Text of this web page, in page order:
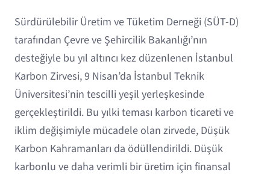
Sürdürülebilir Üretim ve Tüketim Derneği (SÜT-D)
tarafından Çevre ve Şehircilik Bakanlığı’nın
desteğiyle bu yıl altıncı kez düzenlenen İstanbul
Karbon Zirvesi, 9 Nisan’da İstanbul Teknik
Üniversitesi’nin tescilli yeşil yerleşkesinde
gerçekleştirildi. Bu yılki teması karbon ticareti ve
iklim değişimiyle mücadele olan zirvede, Düşük
Karbon Kahramanları da ödüllendirildi. Düşük
karbonlu ve daha verimli bir üretim için finansal